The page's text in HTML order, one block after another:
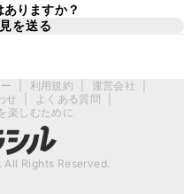
りますか？
を送る
利用規約 運営会社
せ
よくある質問
楽しむために
Rights Reserved.